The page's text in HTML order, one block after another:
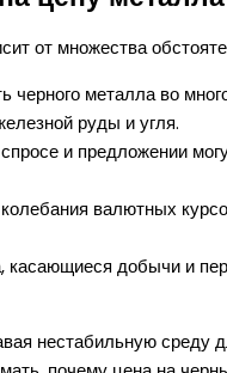
от множества
черного металла во
руды и угля.
и предложении
валютных
касающиеся добычи и
нестабильную среду